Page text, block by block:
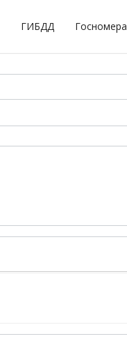
ГИБДД Госномера